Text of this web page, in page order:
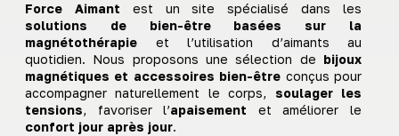
Force Aimant est un site spécialisé dans les
solutions de bien-être basées sur la
magnétothérapie et l’utilisation d’aimants au
quotidien. Nous proposons une sélection de bijoux
magnétiques et accessoires bien-être conçus pour
accompagner naturellement le corps, soulager les
tensions, favoriser l’apaisement et améliorer le
confort jour après jour.